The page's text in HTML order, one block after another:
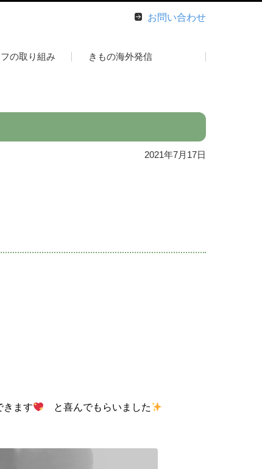
お問い合わせ
の取り組み きもの海外発信
2021年7月17日
きます と喜んでもらいました